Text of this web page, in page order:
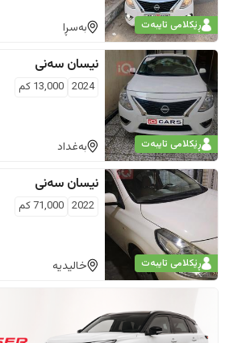
ڕێکلامی تایبەت بەسڕا
ڕێکلامی تایبەت
نیسان سەنی
2024
13,000 كم
بەغداد
ڕێکلامی تایبەت
نیسان سەنی
2022
71,000كم
خالیدیە